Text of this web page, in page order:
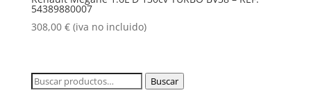
54389880007
308,00 € (iva no incluido)
Buscar
Buscar